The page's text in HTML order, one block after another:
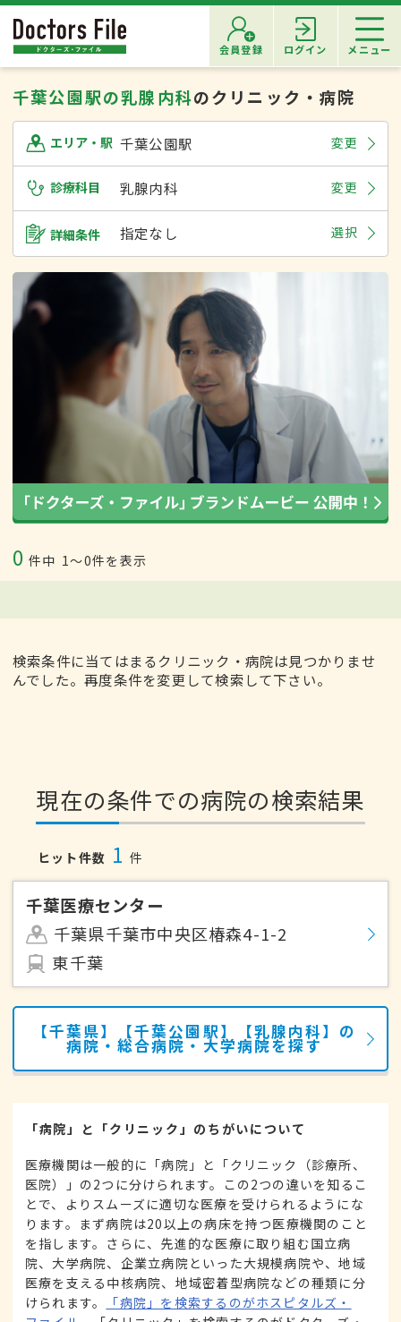
会員登録 ログイン メニュー
千葉公園駅の乳腺内科のクリニック・病院
エリア・駅 千葉公園駅 変更
診療科目 乳腺内科 変更
詳細条件 指定なし 選択
0 件中 1〜0件を表示
検索条件に当てはまるクリニック・病院は見つかりませ
んでした。再度条件を変更して検索して下さい。
現在の条件での病院の検索結果
ヒット件数 1 件
千葉医療センター
千葉県千葉市中央区椿森4-1-2
東千葉
【千葉県】【千葉公園駅】【乳腺内科】の
病院・総合病院・大学病院を探す
「病院」と「クリニック」のちがいについて
医療機関は一般的に「病院」と「クリニック（診療所、
医院）」の2つに分けられます。この2つの違いを知るこ
とで、よりスムーズに適切な医療を受けられるようにな
ります。まず病院は20以上の病床を持つ医療機関のこと
を指します。さらに、先進的な医療に取り組む国立病
院、大学病院、企業立病院といった大規模病院や、地域
医療を支える中核病院、地域密着型病院などの種類に分
けられます。
「病院」を検索するのがホスピタルズ・